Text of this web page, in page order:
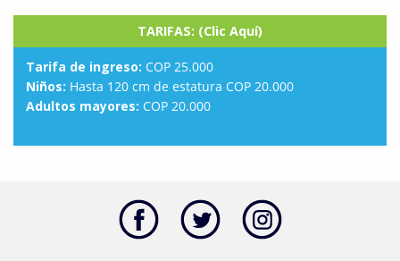
TARIFAS: (Clic Aquí)
Tarifa de ingreso: COP 25.000
Niños: Hasta 120 cm de estatura COP 20.000
Adultos mayores: COP 20.000